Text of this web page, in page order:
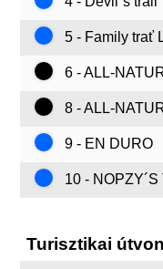
5 - Family trať
6 - ALL-
8 - ALL-
9 - EN DURO
10 - NOPZY´S
Turisztikai